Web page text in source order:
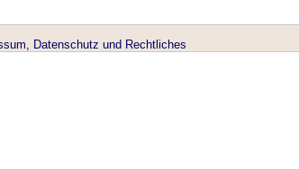
Datenschutz und Rechtliches